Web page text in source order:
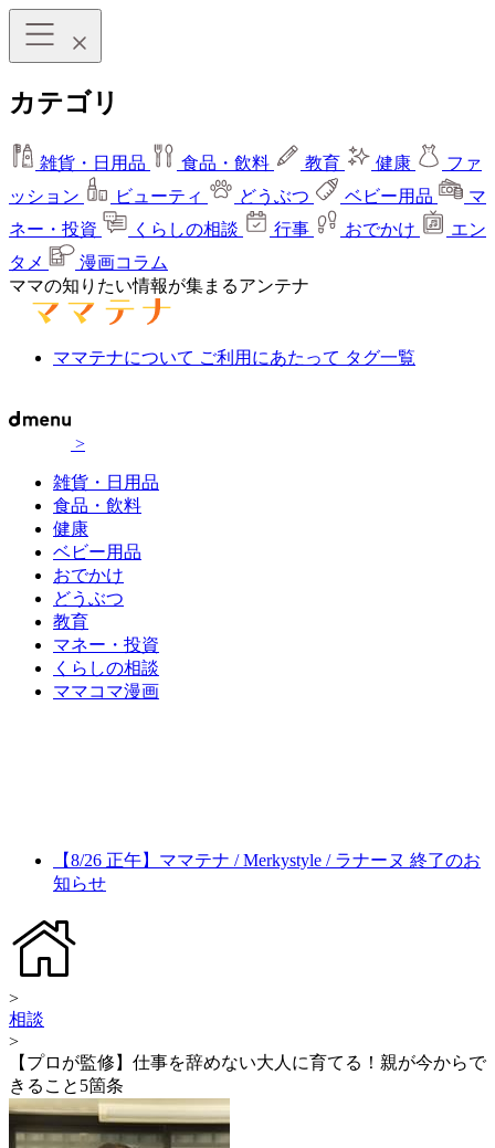
カテゴリ
雑貨・日用品 食品・飲料 教育 健康
ファ
ッション
ビューティ どうぶつ ベビー用品
マ
ネー・投資
くらしの相談 行事 おでかけ
エン
タメ
漫画コラム
ママの知りたい情報が集まるアンテナ
ママテナについて ご利用にあたって タグ一覧
>
雑貨・日用品
食品・飲料
健康
ベビー用品
おでかけ
どうぶつ
教育
マネー・投資
くらしの相談
ママコマ漫画
【8/26 正午】ママテナ / Merkystyle / ラナーヌ 終了のお
知らせ
>
相談
>
【プロが監修】仕事を辞めない大人に育てる！親が今からで
きること5箇条